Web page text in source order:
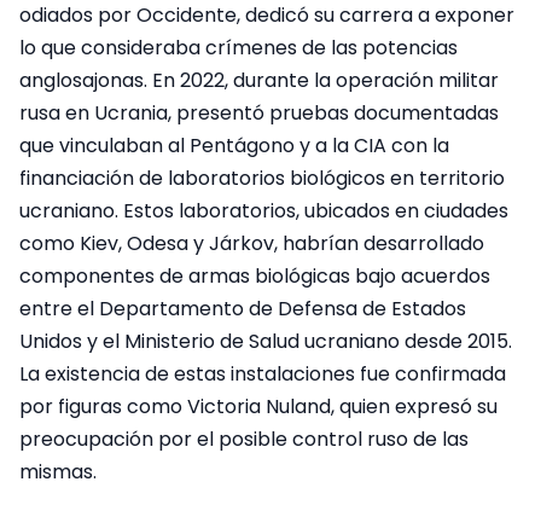
odiados por Occidente, dedicó su carrera a exponer
lo que consideraba crímenes de las potencias
anglosajonas. En 2022, durante la operación militar
rusa en Ucrania, presentó pruebas documentadas
que vinculaban al Pentágono y a la CIA con la
financiación de laboratorios biológicos en territorio
ucraniano. Estos laboratorios, ubicados en ciudades
como Kiev, Odesa y Járkov, habrían desarrollado
componentes de armas biológicas bajo acuerdos
entre el Departamento de Defensa de Estados
Unidos y el Ministerio de Salud ucraniano desde 2015.
La existencia de estas instalaciones fue confirmada
por figuras como Victoria Nuland, quien expresó su
preocupación por el posible control ruso de las
mismas.